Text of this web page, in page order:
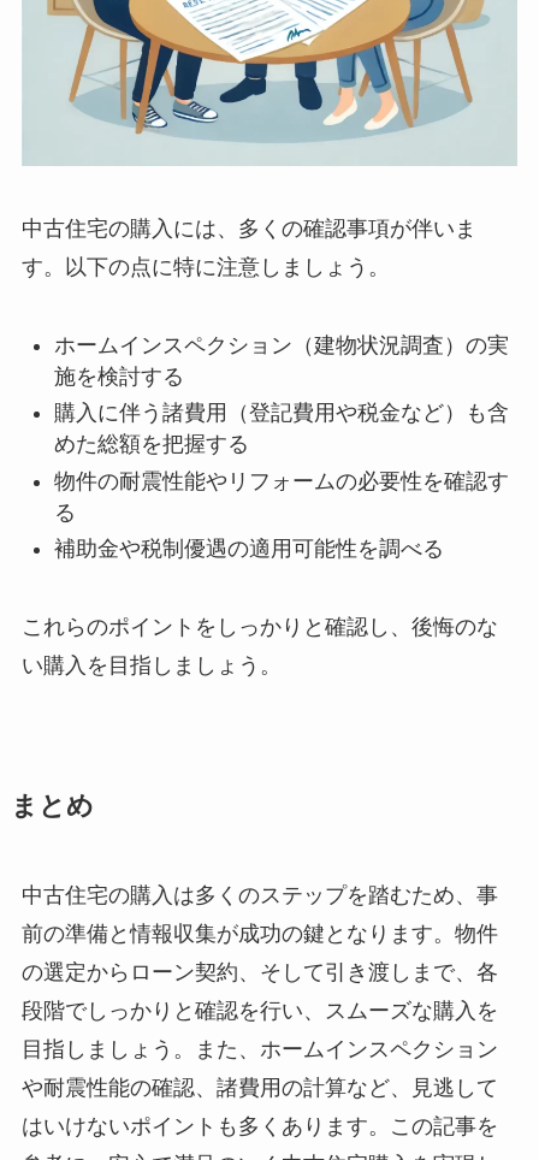
中古住宅の購入には、多くの確認事項が伴いま
す。以下の点に特に注意しましょう。
ホームインスペクション（建物状況調査）の実
施を検討する
購入に伴う諸費用（登記費用や税金など）も含
めた総額を把握する
物件の耐震性能やリフォームの必要性を確認す
る
補助金や税制優遇の適用可能性を調べる
これらのポイントをしっかりと確認し、後悔のな
い購入を目指しましょう。
まとめ
中古住宅の購入は多くのステップを踏むため、事
前の準備と情報収集が成功の鍵となります。物件
の選定からローン契約、そして引き渡しまで、各
段階でしっかりと確認を行い、スムーズな購入を
目指しましょう。また、ホームインスペクション
や耐震性能の確認、諸費用の計算など、見逃して
はいけないポイントも多くあります。この記事を